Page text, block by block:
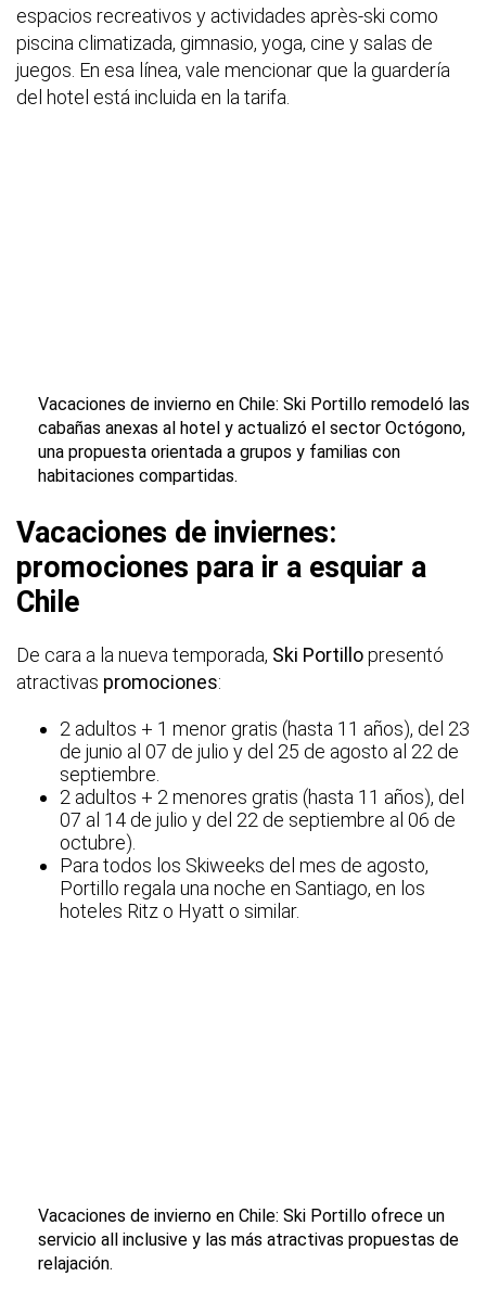
espacios recreativos y actividades après-ski como
piscina climatizada, gimnasio, yoga, cine y salas de
juegos. En esa línea, vale mencionar que la guardería
del hotel está incluida en la tarifa.
Vacaciones de invierno en Chile: Ski Portillo remodeló las
cabañas anexas al hotel y actualizó el sector Octógono,
una propuesta orientada a grupos y familias con
habitaciones compartidas.
Vacaciones de inviernes:
promociones para ir a esquiar a
Chile
De cara a la nueva temporada, Ski Portillopresentó
atractivas promociones:
2 adultos + 1 menor gratis (hasta 11 años), del 23
de junio al 07 de julio y del 25 de agosto al 22 de
septiembre.
2 adultos + 2 menores gratis (hasta 11 años), del
07 al 14 de julio y del 22 de septiembre al 06 de
octubre).
Para todos los Skiweeks del mes de agosto,
Portillo regala una noche en Santiago, en los
hoteles Ritz o Hyatt o similar.
Vacaciones de invierno en Chile: Ski Portillo ofrece un
servicio all inclusive y las más atractivas propuestas de
relajación.